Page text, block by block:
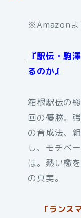
※Amazonよ
『駅伝・駒
るのか』
箱根駅伝の
回の優勝。
の育成法、
し、モチベ
は。熱い檄
の真実。
「ランス